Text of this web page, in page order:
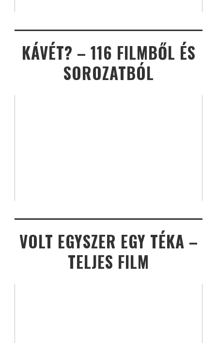
KÁVÉT? – 116 FILMBŐL ÉS
SOROZATBÓL
VOLT EGYSZER EGY TÉKA –
TELJES FILM